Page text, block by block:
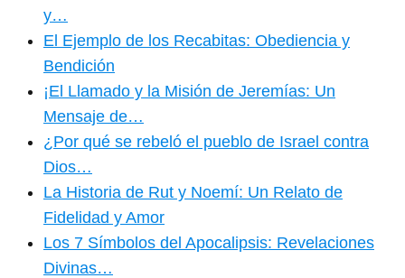
y…
El Ejemplo de los Recabitas: Obediencia y
Bendición
¡El Llamado y la Misión de Jeremías: Un
Mensaje de…
¿Por qué se rebeló el pueblo de Israel contra
Dios…
La Historia de Rut y Noemí: Un Relato de
Fidelidad y Amor
Los 7 Símbolos del Apocalipsis: Revelaciones
Divinas…